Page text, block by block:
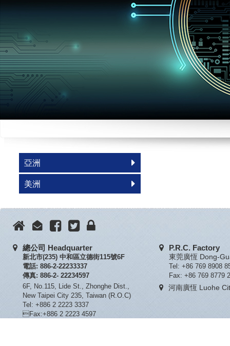
亞洲
美洲
總公司 Headquarter
新北市(235) 中和區立德街115號6F
電話: 886-2-22233337
傳真: 886-2- 22234597
6F, No.115, Lide St., Zhonghe Dist.,
New Taipei City 235, Taiwan (R.O.C)
Tel: +886 2 2223 3337
Fax:+886 2 2223 4597
P.R.C. Factory
東莞廣恆 Dong-
Tel: +86 769 8908
Fax: +86 769 8779
河南廣恆 Luohe